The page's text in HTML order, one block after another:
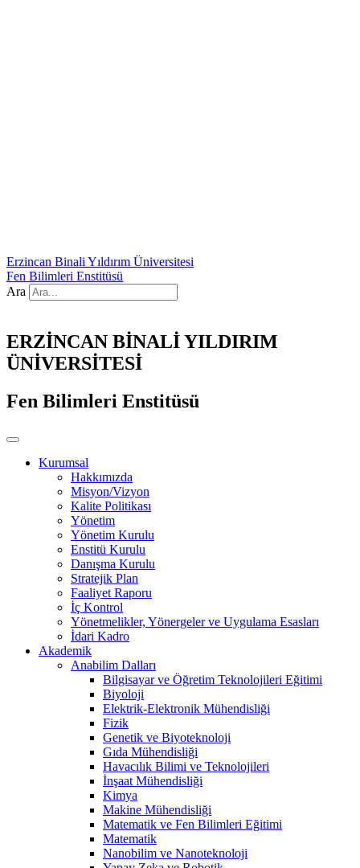
Erzincan Binali Yıldırım Üniversitesi
Fen Bilimleri Enstitüsü
Ara
ERZİNCAN BİNALİ YILDIRIM
ÜNİVERSİTESİ
Fen Bilimleri Enstitüsü
Kurumsal
Hakkımızda
Misyon/Vizyon
Kalite Politikası
Yönetim
Yönetim Kurulu
Enstitü Kurulu
Danışma Kurulu
Stratejik Plan
Faaliyet Raporu
İç Kontrol
Yönetmelikler, Yönergeler ve Uygulama Esasları
İdari Kadro
Akademik
Anabilim Dalları
Bilgisayar ve Öğretim Teknolojileri Eğitimi
Biyoloji
Elektrik-Elektronik Mühendisliği
Fizik
Genetik ve Biyoteknoloji
Gıda Mühendisliği
Havacılık Bilimi ve Teknolojileri
İnşaat Mühendisliği
Kimya
Makine Mühendisliği
Matematik ve Fen Bilimleri Eğitimi
Matematik
Nanobilim ve Nanoteknoloji